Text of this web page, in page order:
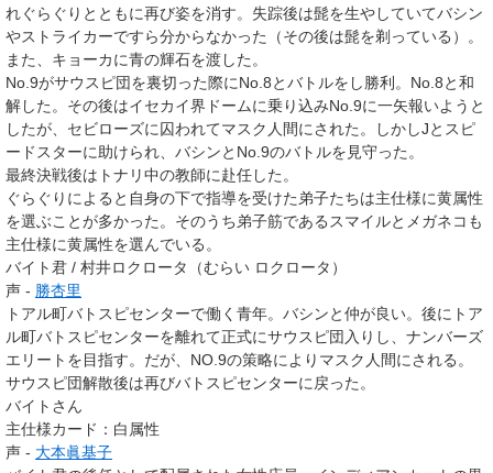
れぐらぐりとともに再び姿を消す。失踪後は髭を生やしていてバシン
やストライカーですら分からなかった（その後は髭を剃っている）。
また、キョーカに青の輝石を渡した。
No.9がサウスピ団を裏切った際にNo.8とバトルをし勝利。No.8と和
解した。その後はイセカイ界ドームに乗り込みNo.9に一矢報いようと
したが、セビローズに囚われてマスク人間にされた。しかしJとスピ
ードスターに助けられ、バシンとNo.9のバトルを見守った。
最終決戦後はトナリ中の教師に赴任した。
ぐらぐりによると自身の下で指導を受けた弟子たちは主仕様に黄属性
を選ぶことが多かった。そのうち弟子筋であるスマイルとメガネコも
主仕様に黄属性を選んでいる。
バイト君 / 村井ロクロータ（むらい ロクロータ）
声 - 勝杏里
トアル町バトスピセンターで働く青年。バシンと仲が良い。後にトア
ル町バトスピセンターを離れて正式にサウスピ団入りし、ナンバーズ
エリートを目指す。だが、NO.9の策略によりマスク人間にされる。
サウスピ団解散後は再びバトスピセンターに戻った。
バイトさん
主仕様カード：白属性
声 - 大本眞基子